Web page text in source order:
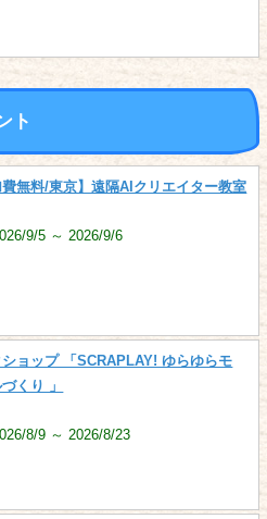
ト
費無料/東京】遠隔AIクリエイター教室
9/5 ～ 2026/9/6
ショップ 「SCRAPLAY! ゆらゆらモ
くり 」
8/9 ～ 2026/8/23